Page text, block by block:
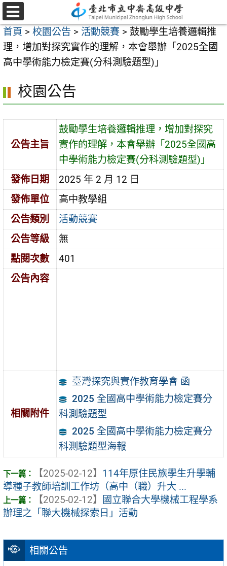
跳
至
主
要
內
區
選
單
首頁 > 校園公告 > 活動競賽 > 鼓勵學生培養邏輯推
理，增加對探究實作的理解，本會舉辦「2025全國
高中學術能力檢定賽(分科測驗題型)」
相關公告
校園公告
公告主旨
鼓勵學生培養邏輯推理，增加對探究
實作的理解，本會舉辦「2025全國高
中學術能力檢定賽(分科測驗題型)」
發佈日期
2025 年 2 月 12 日
發佈單位
高中教學組
公告類別
活動競賽
公告等級
無
點閱次數
401
公告內容
相關附件
臺灣探究與實作教育學會 函
2025 全國高中學術能力檢定賽分
科測驗題型
2025 全國高中學術能力檢定賽分
科測驗題型海報
【2025-02-12】 114年原住民族學生升學輔
導種子教師培訓工作坊（高中（職）升大 ...
【2025-02-12】
國立聯合大學機械工程學系
辦理之「聯大機械探索日」活動